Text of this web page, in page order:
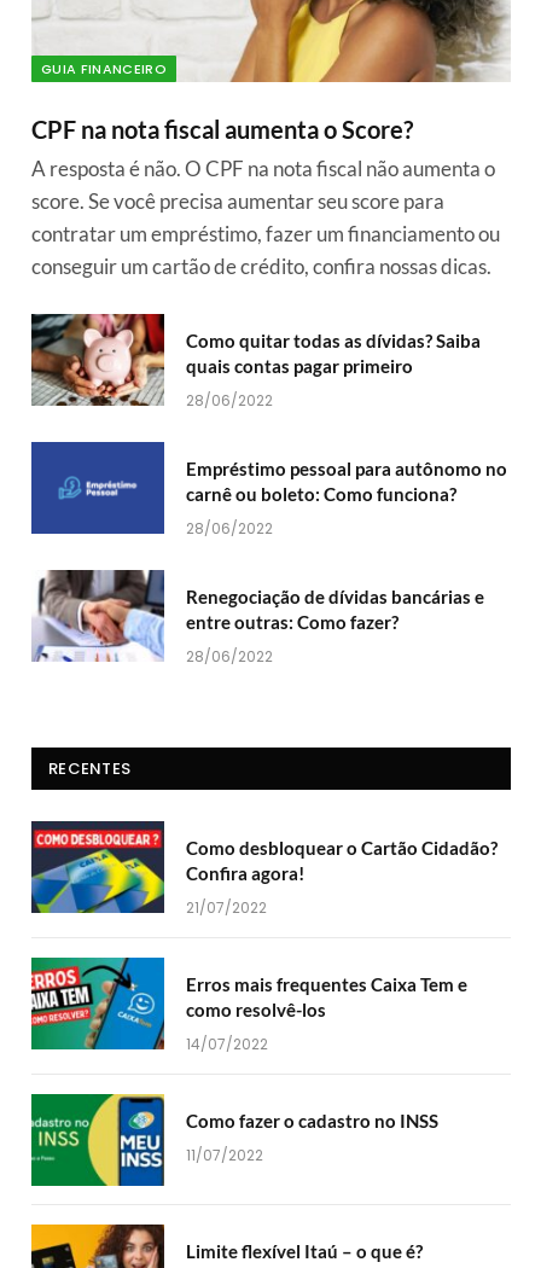
GUIA FINANCEIRO
CPF na nota fiscal aumenta o Score?
A resposta é não. O CPF na nota fiscal não aumenta o
score. Se você precisa aumentar seu score para
contratar um empréstimo, fazer um financiamento ou
conseguir um cartão de crédito, confira nossas dicas.
Como quitar todas as dívidas? Saiba
quais contas pagar primeiro
28/06/2022
Empréstimo pessoal para autônomo no
carnê ou boleto: Como funciona?
28/06/2022
Renegociação de dívidas bancárias e
entre outras: Como fazer?
28/06/2022
RECENTES
Como desbloquear o Cartão Cidadão?
Confira agora!
21/07/2022
Erros mais frequentes Caixa Tem e
como resolvê-los
14/07/2022
Como fazer o cadastro no INSS
11/07/2022
Limite flexível Itaú – o que é?